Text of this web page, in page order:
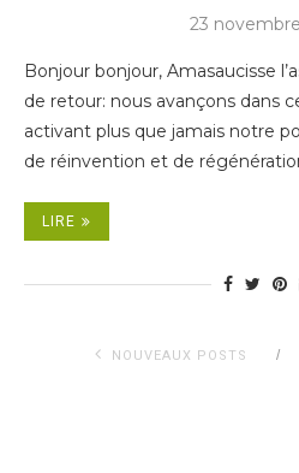
23
Bonjour bonjour, Amasaucisse
de retour: nous avançons dans
activant plus que jamais notre
de réinvention et de
LIRE
NOUVEAUX POSTS